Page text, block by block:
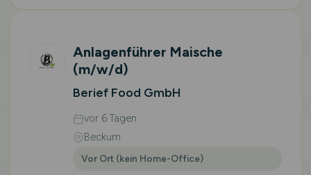
Anlagenführer Maische
(m/w/d)
Berief Food GmbH
vor 6 Tagen
Beckum
Vor Ort (kein Home-Office)